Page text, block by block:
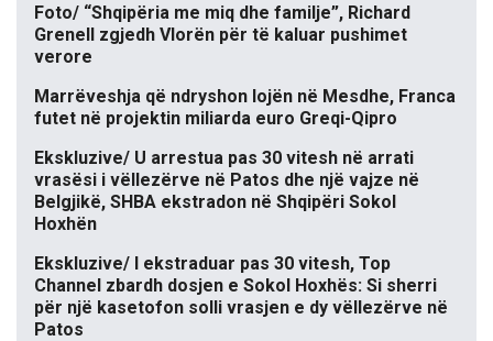
Foto/ “Shqipëria me miq dhe familje”, Richard
Grenell zgjedh Vlorën për të kaluar pushimet
verore
Marrëveshja që ndryshon lojën në Mesdhe, Franca
futet në projektin miliarda euro Greqi-Qipro
Ekskluzive/ U arrestua pas 30 vitesh në arrati
vrasësi i vëllezërve në Patos dhe një vajze në
Belgjikë, SHBA ekstradon në Shqipëri Sokol
Hoxhën
Ekskluzive/ I ekstraduar pas 30 vitesh, Top
Channel zbardh dosjen e Sokol Hoxhës: Si sherri
për një kasetofon solli vrasjen e dy vëllezërve në
Patos